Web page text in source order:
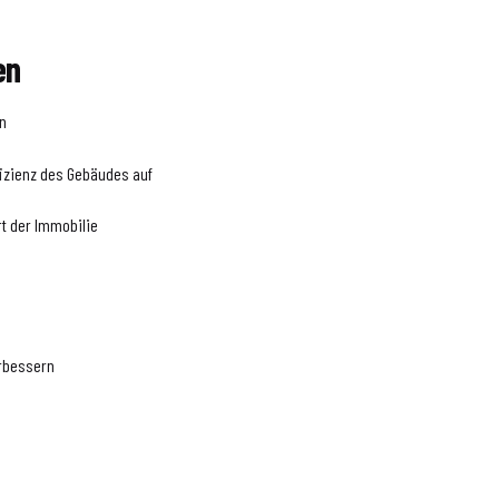
des Gebäudes auf
der Immobilie